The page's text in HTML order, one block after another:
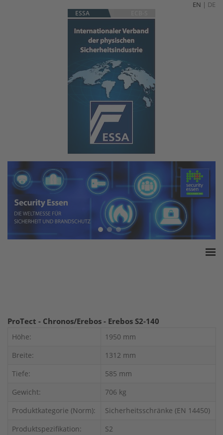
EN | DE
ESSA
Produkte
Versicherungssummen
ProTect - Chronos/Erebos - Erebos S2-140
Höhe:
1950 mm
Breite:
1312 mm
Tiefe:
585 mm
Gewicht:
706 kg
Produktkategorie (Norm):
Sicherheitsschränke (EN 14450)
Produktspezifikation:
S2